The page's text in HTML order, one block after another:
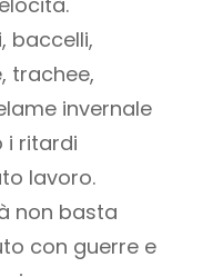
baccelli,
trachee,
invernale
i ritardi
lavoro.
non basta
con guerre e